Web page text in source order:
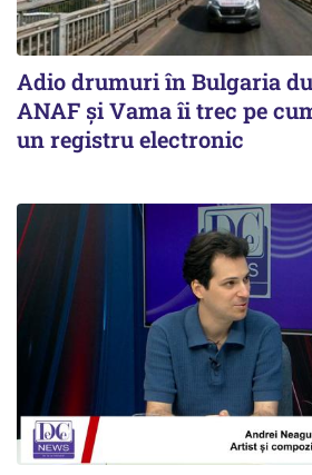
Adio drumuri în Bulgaria
ANAF și Vama îi trec pe
un registru electronic